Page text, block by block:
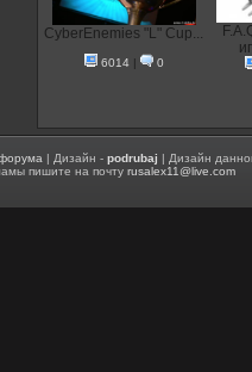
CyberEnemies "L" Cup...
6014| 0
| Дизайн -podrubaj | Дизайн
пишите на почтуrusalex11@live.com